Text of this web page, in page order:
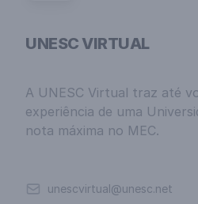
UNESC VIRTUAL
A UNESC Virtual traz até
experiência de uma
nota máxima no MEC.
Emailunescvirtual@unesc.net